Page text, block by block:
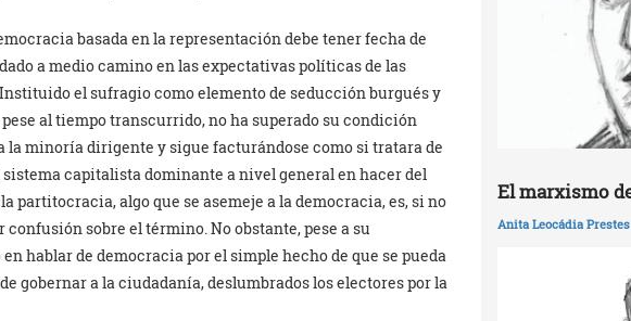
basada en la representación debe tener fecha de
a medio camino en las expectativas políticas de las
el sufragio como elemento de seducción burgués y
al tiempo transcurrido, no ha superado su condición
la minoría dirigente y sigue facturándose como si tratara de
sistema capitalista dominante a nivel general en hacer del
partitocracia, algo que se asemeje a la democracia, es, si no
sobre el término. No obstante, pese a su
hablar de democracia por el simple hecho de que se pueda
gobernar a la ciudadanía, deslumbrados los electores por la
El marxismo
Anita Leocádia Prestes